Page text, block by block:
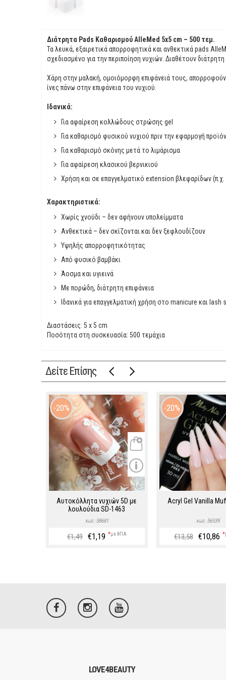
Διάτρητα Pads Καθαρισμού AlleMed 5x5 cm – 500 τεμ.
Τα λευκά, εξαιρετικά απορροφητικά και ανθεκτικά pads
σχεδιασμένο για την περιποίηση νυχιών. Διαθέτουν
Χάρη στην μαλακή, ομοιόμορφη επιφάνειά τους,
ίνες πάνω στην επιφάνεια του νυχιού.
Ιδανικά:
Για αφαίρεση κολλώδους στρώσης gel
Για καθαρισμό φυσικού νυχιού πριν την εφαρμογή
Για καθαρισμό σκόνης μετά το λιμάρισμα
Για αφαίρεση κλασικού βερνικιού
Χρήση και σε επαγγελματικό extension βλεφαρίδων
Χαρακτηριστικά:
Χωρίς χνούδι – δεν αφήνουν υπολείμματα
Ανθεκτικά – δεν σκίζονται και δεν ξεφλουδίζουν
Υψηλής απορροφητικότητας
Από φυσικό βαμβάκι
Άοσμα και υγιεινά
Με πορώδη, διάτρητη επιφάνεια
Ιδανικά για επαγγελματική χρήση στο manicure και lash
Διαστάσεις: 5 x 5 cm
Ποσότητα στη συσκευασία: 500 τεμάχια
Δείτε Επίσης
20%
Αυτοκόλλητα νυχιών 5D με
λουλούδια SD-1463
Κώδ.: 58681
€1,49 €1,19 *με ΦΠΑ
20%
Acryl Gel Vanilla
Κώδ.: 56539
€13,58 €10,86 *
LOVE4BEAUTY